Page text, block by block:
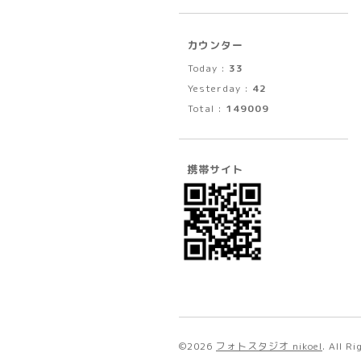
カウンター
Today : 33
Yesterday : 42
Total : 149009
携帯サイト
©2026 フォトスタジオ nikoel. All